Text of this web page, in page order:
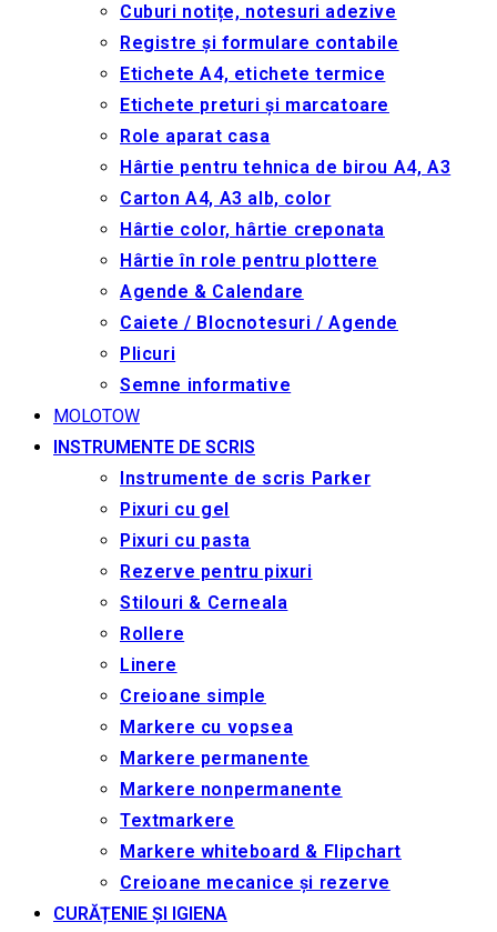
Cuburi notițe, notesuri adezive
Registre și formulare contabile
Etichete A4, etichete termice
Etichete preturi și marcatoare
Role aparat casa
Hârtie pentru tehnica de birou A4, A3
Carton A4, A3 alb, color
Hârtie color, hârtie creponata
Hârtie în role pentru plottere
Agende & Calendare
Caiete / Blocnotesuri / Agende
Plicuri
Semne informative
MOLOTOW
INSTRUMENTE DE SCRIS
Instrumente de scris Parker
Pixuri cu gel
Pixuri cu pasta
Rezerve pentru pixuri
Stilouri & Сerneala
Rollere
Linere
Creioane simple
Markere cu vopsea
Markere permanente
Markere nonpermanente
Textmarkere
Markere whiteboard & Flipchart
Creioane mecanice și rezerve
CURĂȚENIE ȘI IGIENA